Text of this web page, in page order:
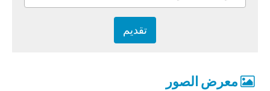
معرض الصور